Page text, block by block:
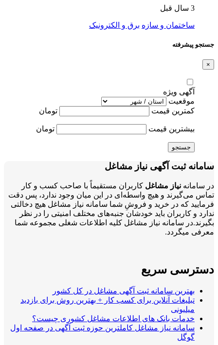
3 سال قبل
ساختمان و سازه برق و الکترونیک
جستجو پیشرفته
×
آگهی ویژه
موقعیت
کمترین قیمت
تومان
بیشترین قیمت تومان
جستجو
سامانه ثبت آگهی نیاز مشاغل
در سامانه نیاز مشاغل کاربران مستقیماً با صاحب کسب و کار
تماس می‌گیرند و هیچ واسطه‌ای در این میان وجود ندارد، پس دقت
فرمایید که در خرید و فروشِ شما سامانه نیاز مشاغل هیچ دخالتی
ندارد و کاربران باید خودشان جنبه‌های مختلف امنیتی را در نظر
بگیرند.در سامانه نیاز مشاغل کلیه اطلاعات شغلی مجموعه شما
معرفی میگردد.
دسترسی سریع
بهترین سامانه ثبت آگهی مشاغل در کل کشور
تبلیغات آنلاین برای کسب کار + بهترین روش برای بازدید
میلیونی
خدمات بانک های اطلاعات مشاغل کشوری چیست؟
سامانه نیاز مشاغل کاملترین حوزه ثبت آگهی در صفحه اول
گوگل